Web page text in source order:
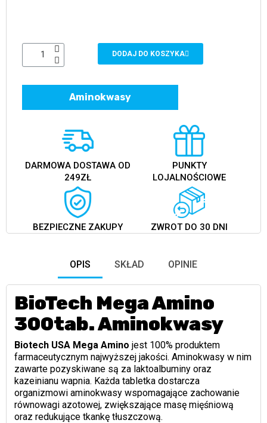
DODAJ DO KOSZYKA
Aminokwasy
DARMOWA DOSTAWA OD
249ZŁ
PUNKTY
LOJALNOŚCIOWE
BEZPIECZNE ZAKUPY ZWROT DO 30 DNI
OPIS SKŁAD OPINIE
BioTech Mega Amino
300tab. Aminokwasy
Biotech USA Mega Amino jest 100% produktem
farmaceutycznym najwyższej jakości. Aminokwasy w nim
zawarte pozyskiwane są za laktoalbuminy oraz
kazeinianu wapnia. Każda tabletka dostarcza
organizmowi aminokwasy wspomagające zachowanie
równowagi azotowej, zwiększające masę mięśniową
oraz redukujące tkankę tłuszczową.